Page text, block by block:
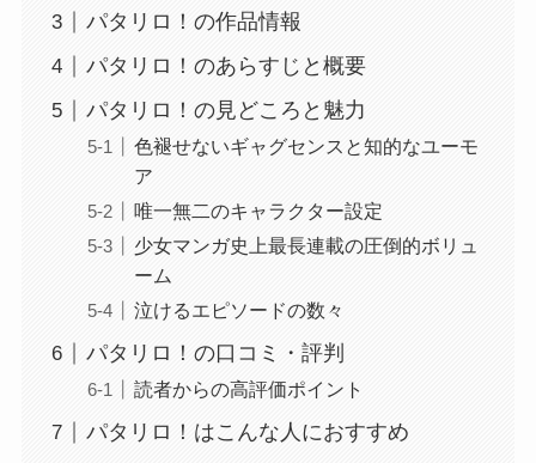
パタリロ！の作品情報
パタリロ！のあらすじと概要
パタリロ！の見どころと魅力
色褪せないギャグセンスと知的なユーモ
ア
唯一無二のキャラクター設定
少女マンガ史上最長連載の圧倒的ボリュ
ーム
泣けるエピソードの数々
パタリロ！の口コミ・評判
読者からの高評価ポイント
パタリロ！はこんな人におすすめ